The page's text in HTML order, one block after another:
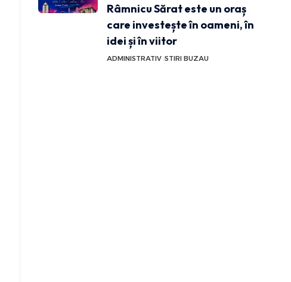
Râmnicu Sărat este un oraș
care investește în oameni, în
idei și în viitor
ADMINISTRATIV STIRI BUZAU